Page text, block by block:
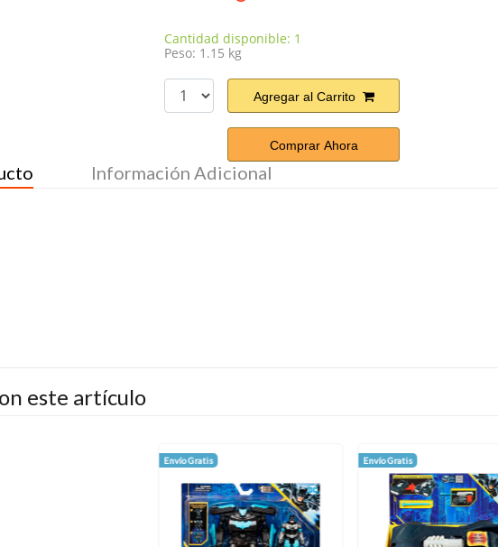
Cantidad disponible: 1
Peso: 1.15 kg
Agregar al Carrito
Comprar Ahora
Información Adicional
este artículo
Envío Gratis Envío Gratis